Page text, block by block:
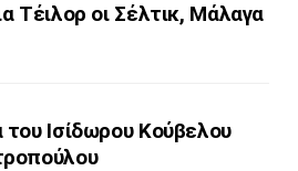
Τέιλορ οι Σέλτικ, Μάλαγα
του Ισίδωρου Κούβελου